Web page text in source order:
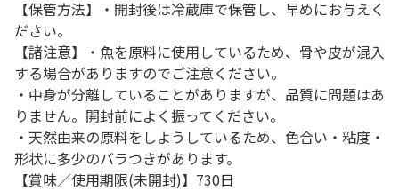
【保管方法】・開封後は冷蔵庫で保管し、早めにお与えく
ださい。
【諸注意】・魚を原料に使用しているため、骨や皮が混入
する場合がありますのでご注意ください。
・中身が分離していることがありますが、品質に問題はあ
りません。開封前によく振ってください。
・天然由来の原料をしようしているため、色合い・粘度・
形状に多少のバラつきがあります。
【賞味／使用期限(未開封)】730日